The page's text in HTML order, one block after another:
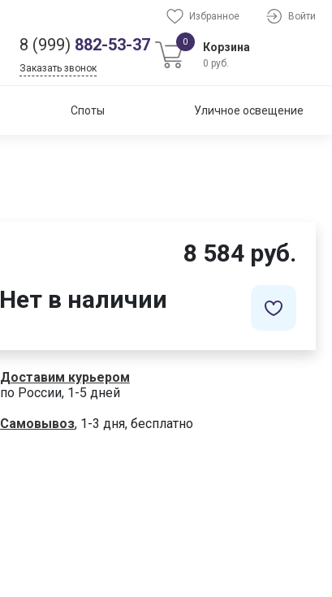
Избранное Войти
8 (999) 882-53-37
Заказать звонок
0 Корзина
0 руб.
Споты Уличное освещение
8 584 руб.
Нет в наличии
Доставим курьером
по России, 1-5 дней
Самовывоз, 1-3 дня, бесплатно